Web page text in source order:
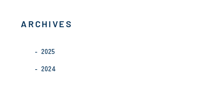
ARCHIVES
2025
2024